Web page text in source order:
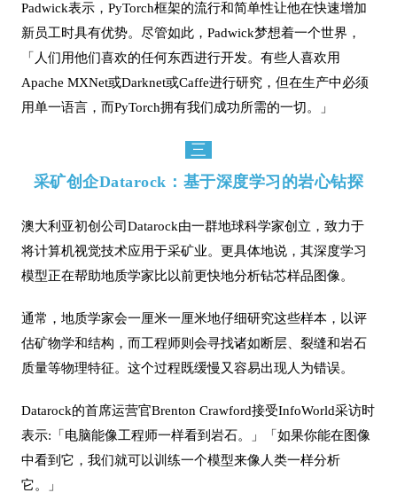
Padwick表示，PyTorch框架的流行和简单性让他在快速增加
新员工时具有优势。尽管如此，Padwick梦想着一个世界，
「人们用他们喜欢的任何东西进行开发。有些人喜欢用
Apache MXNet或Darknet或Caffe进行研究，但在生产中必须
用单一语言，而PyTorch拥有我们成功所需的一切。」
三
采矿创企Datarock：基于深度学习的岩心钻探
澳大利亚初创公司Datarock由一群地球科学家创立，致力于
将计算机视觉技术应用于采矿业。更具体地说，其深度学习
模型正在帮助地质学家比以前更快地分析钻芯样品图像。
通常，地质学家会一厘米一厘米地仔细研究这些样本，以评
估矿物学和结构，而工程师则会寻找诸如断层、裂缝和岩石
质量等物理特征。这个过程既缓慢又容易出现人为错误。
Datarock的首席运营官Brenton Crawford接受InfoWorld采访时
表示:「电脑能像工程师一样看到岩石。」「如果你能在图像
中看到它，我们就可以训练一个模型来像人类一样分析
它。」